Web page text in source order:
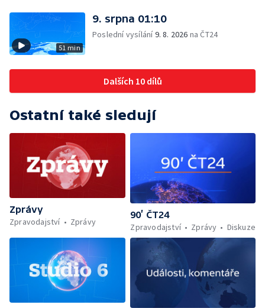
51 min
9. srpna 01:10
Poslední vysílání9. 8. 2026 na ČT24
Dalších 10 dílů
Ostatní také sledují
Zprávy
Zpravodajství
Zprávy
90’ ČT24
Zpravodajství
Zprávy Diskuze